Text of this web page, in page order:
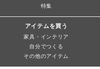
特集
アイテムを買う
家具・インテリア
自分でつくる
その他のアイテム